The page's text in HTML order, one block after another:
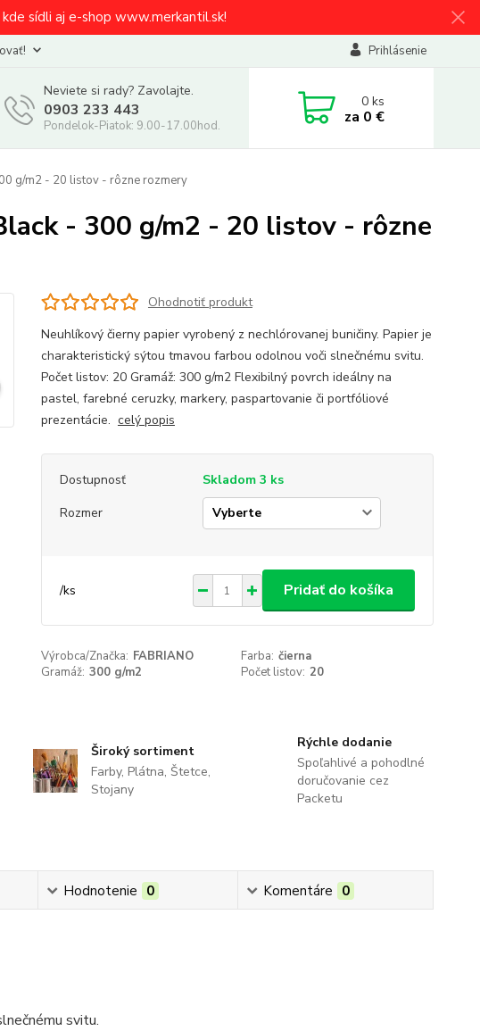
sídli aj e-shop www.merkantil.sk!
Prihlásenie
Neviete si rady? Zavolajte.
0903 233 443
Pondelok-Piatok: 9.00-17.00hod.
0ks
za 0 €
g/m2 - 20 listov - rôzne rozmery
- 300 g/m2 - 20 listov - rôzne
Ohodnotiť produkt
Neuhlíkový čierny papier vyrobený z nechlórovanej buničiny. Papier je
charakteristický sýtou tmavou farbou odolnou voči slnečnému svitu.
Počet listov: 20 Gramáž: 300 g/m2 Flexibilný povrch ideálny na
pastel, farebné ceruzky, markery, paspartovanie či portfóliové
prezentácie. celý popis
Dostupnosť
Skladom 3 ks
Rozmer
/ks Pridať do košíka
Výrobca/Značka: FABRIANO Farba: čierna
Gramáž: 300 g/m2 Počet listov: 20
Široký sortiment
Farby, Plátna, Štetce,
Stojany
Rýchle dodanie
Spoľahlivé a pohodlné
doručovanie cez
Packetu
Hodnotenie 0 Komentáre 0
svitu.